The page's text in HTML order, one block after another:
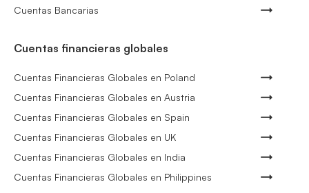
Cuentas Bancarias
Cuentas financieras globales
Cuentas Financieras Globales en Poland
Cuentas Financieras Globales en Austria
Cuentas Financieras Globales en Spain
Cuentas Financieras Globales en UK
Cuentas Financieras Globales en India
Cuentas Financieras Globales en Philippines